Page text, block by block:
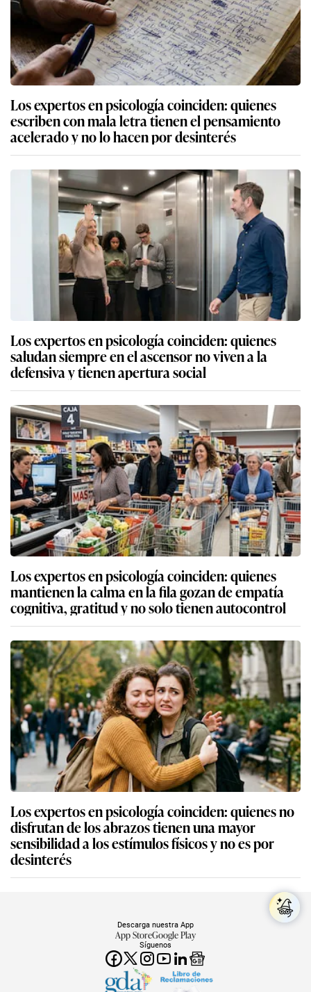
Los expertos en psicología coinciden: quienes
escriben con mala letra tienen el pensamiento
acelerado y no lo hacen por desinterés
Los expertos en psicología coinciden: quienes
saludan siempre en el ascensor no viven a la
defensiva y tienen apertura social
Los expertos en psicología coinciden: quienes
mantienen la calma en la fila gozan de empatía
cognitiva, gratitud y no solo tienen autocontrol
Los expertos en psicología coinciden: quienes no
disfrutan de los abrazos tienen una mayor
sensibilidad a los estímulos físicos y no es por
desinterés
Síguenos
Descarga nuestra App
App StoreGoogle Play